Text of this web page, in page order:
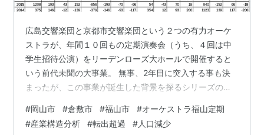
広島交響楽団と京都市交響楽団という２つの有力オーケ
ストラが、年間１０回もの定期演奏会（うち、４回は中
学生招待公演）をリーデンローズ大ホールで開催すると
いう前代未聞の大事業。 無事、2年目に突入する事も決
まったが、この事業が誕生した背景を探るシリーズの３
hironomin.hatenablog.com 前回記事はこちら
hironomin.hatenablog.com 公表されているこの事業の目
#岡山市 #倉敷市 #福山市 #オーケストラ福山定期
#産業構造分析 #転出超過 #人口減少